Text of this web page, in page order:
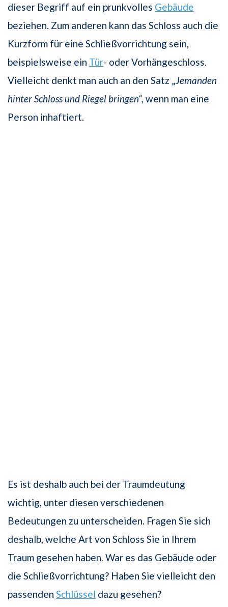
dieser Begriff auf ein prunkvolles Gebäude
beziehen. Zum anderen kann das Schloss auch die
Kurzform für eine Schließvorrichtung sein,
beispielsweise ein Tür- oder Vorhängeschloss.
Vielleicht denkt man auch an den Satz „Jemanden
hinter Schloss und Riegel bringen“, wenn man eine
Person inhaftiert.
Es ist deshalb auch bei der Traumdeutung
wichtig, unter diesen verschiedenen
Bedeutungen zu unterscheiden. Fragen Sie sich
deshalb, welche Art von Schloss Sie in Ihrem
Traum gesehen haben. War es das Gebäude oder
die Schließvorrichtung? Haben Sie vielleicht den
passenden Schlüssel dazu gesehen?